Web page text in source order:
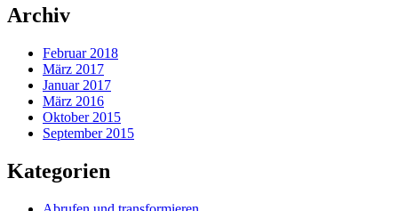
Archiv
Februar 2018
März 2017
Januar 2017
März 2016
Oktober 2015
September 2015
Kategorien